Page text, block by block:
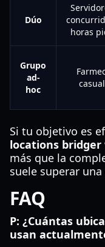
Dúo
horas
Grupo
ad-
hoc
casual
Si tu objetivo es
locations
más que la
suele superar
FAQ
P: ¿Cuántas
usan